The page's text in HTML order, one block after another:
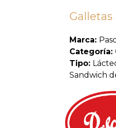
Galletas
Marca:
Categoría:
Tipo:
Sandwich